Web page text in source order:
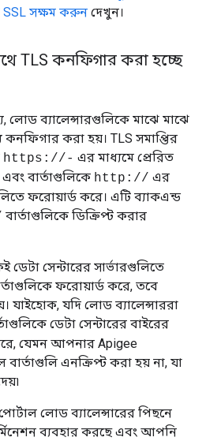
SSL সক্ষম করুন দেখুন।
TLS কনফিগার করা হচ্ছে
লোড ব্যালেন্সারগুলিকে মাঝে মাঝে
কনফিগার করা হয়। TLS সমাপ্তির
https://- এর মাধ্যমে প্রেরিত
বার্তাগুলিকে http:// এর
ফরোয়ার্ড করে। এটি ব্যাকএন্ড
বার্তাগুলিকে ডিক্রিপ্ট করার
ডেটা সেন্টারের সার্ভারগুলিতে
ফরোয়ার্ড করে, তবে
যাইহোক, যদি লোড ব্যালেন্সাররা
ডেটা সেন্টারের বাইরের
যেমন আপনার Apigee
এনক্রিপ্ট করা হয় না, যা
লোড ব্যালেন্সারের পিছনে
ব্যবহার করছে এবং আপনি